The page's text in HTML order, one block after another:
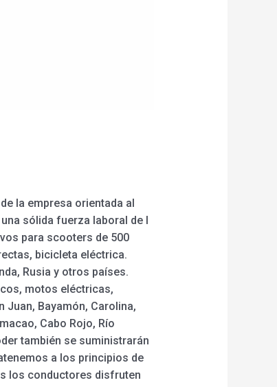
la empresa orientada al
sólida fuerza laboral de I
para scooters de 500
bicicleta eléctrica.
Rusia y otros países.
motos eléctricas,
Bayamón, Carolina,
Cabo Rojo, Río
también se suministrarán
a los principios de
los conductores disfruten